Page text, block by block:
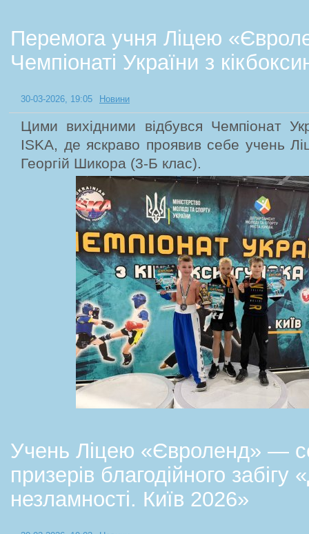
Перемога учня Ліцею
Чемпіонаті України з
30-03-2026, 19:05 Новини
Цими вихідними відбувся Чемпіонат
ISKA, де яскраво проявив себе учень
Георгій Шикора (3-Б клас).
Учень Ліцею «Євроленд» —
призерів благодійного забігу
незламності. Київ 2026»